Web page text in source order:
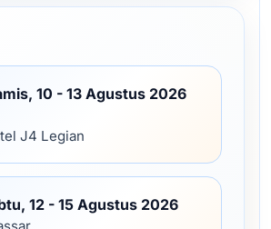
10 - 13 Agustus 2026
J4 Legian
12 - 15 Agustus 2026